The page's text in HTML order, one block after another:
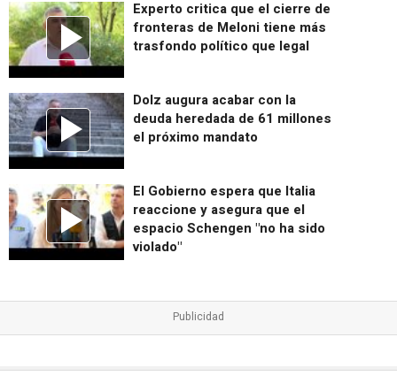
Experto critica que el cierre de
fronteras de Meloni tiene más
trasfondo político que legal
Dolz augura acabar con la
deuda heredada de 61 millones
el próximo mandato
El Gobierno espera que Italia
reaccione y asegura que el
espacio Schengen "no ha sido
violado"